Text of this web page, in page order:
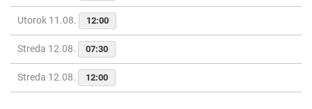
Utorok 11.08. 12:00
Streda 12.08. 07:30
Streda 12.08. 12:00